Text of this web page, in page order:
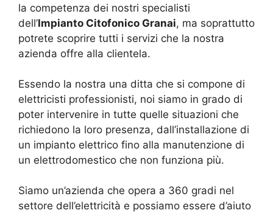
la competenza dei nostri specialisti
dell’Impianto Citofonico Granai, ma soprattutto
potrete scoprire tutti i servizi che la nostra
azienda offre alla clientela.
Essendo la nostra una ditta che si compone di
elettricisti professionisti, noi siamo in grado di
poter intervenire in tutte quelle situazioni che
richiedono la loro presenza, dall’installazione di
un impianto elettrico fino alla manutenzione di
un elettrodomestico che non funziona più.
Siamo un’azienda che opera a 360 gradi nel
settore dell’elettricità e possiamo essere d’aiuto